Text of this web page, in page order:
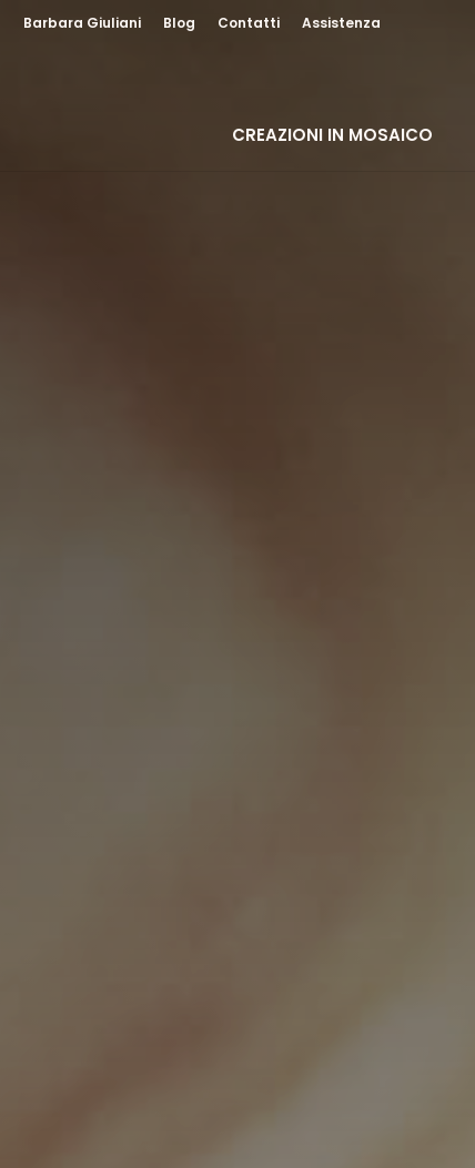
Hai bisogno di
Barbara Giuliani Blog Contatti Assistenza
CREAZIONI IN MOSAICO